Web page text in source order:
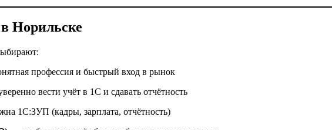
Норильске
профессия и быстрый вход в рынок
вести учёт в 1С и сдавать отчётность
1С:ЗУП (кадры, зарплата, отчётность)